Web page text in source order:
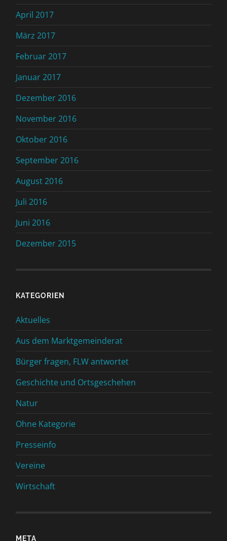
April 2017
März 2017
Februar 2017
Januar 2017
Dezember 2016
November 2016
Oktober 2016
September 2016
August 2016
Juli 2016
Juni 2016
Dezember 2015
KATEGORIEN
Aktuelles
Aus dem Marktgemeinderat
Bürger fragen, FLW antwortet
Geschichte und Ortsgeschehen
Natur
Ohne Kategorie
Presseinfo
Vereine
Wirtschaft
META